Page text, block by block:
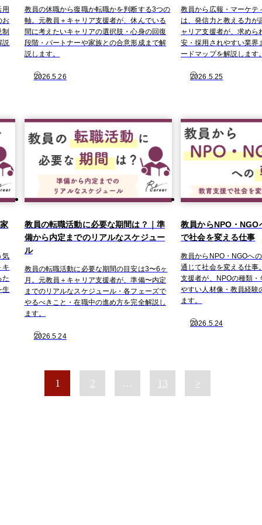
用
お
制
説
教員の休職から復職か転職かを判断する3つの
軸。元教員＋キャリア支援者が、休んでいる
間に考えたいキャリアの選択肢・心身の回復
段階・パートナーや家族との合意形成まで解
説します。
2026.5.26
教員から広報・マーケテ
は、発信力と教える力が
ャリア支援者が、求めら
安・採用されやすい業界
ードマップを解説します
2026.5.25
気
キ
た
生
教員の転職活動に必要な期間は？｜準
備から内定までのリアルなスケジュー
ル
教員の転職活動に必要な期間の目安は3〜6ヶ
月。元教員＋キャリア支援者が、準備〜内定
までのリアルなスケジュール・各フェーズで
やるべきこと・在職中の進め方を完全解説し
ます。
2026.5.24
教員からNPO・NGO
で社会を変える仕事
教員からNPO・NGOへ
通じて社会を変える仕事
支援者が、NPOの種類
やすい人材像・教員経験
ます。
2026.5.24
1 2 … 13 >